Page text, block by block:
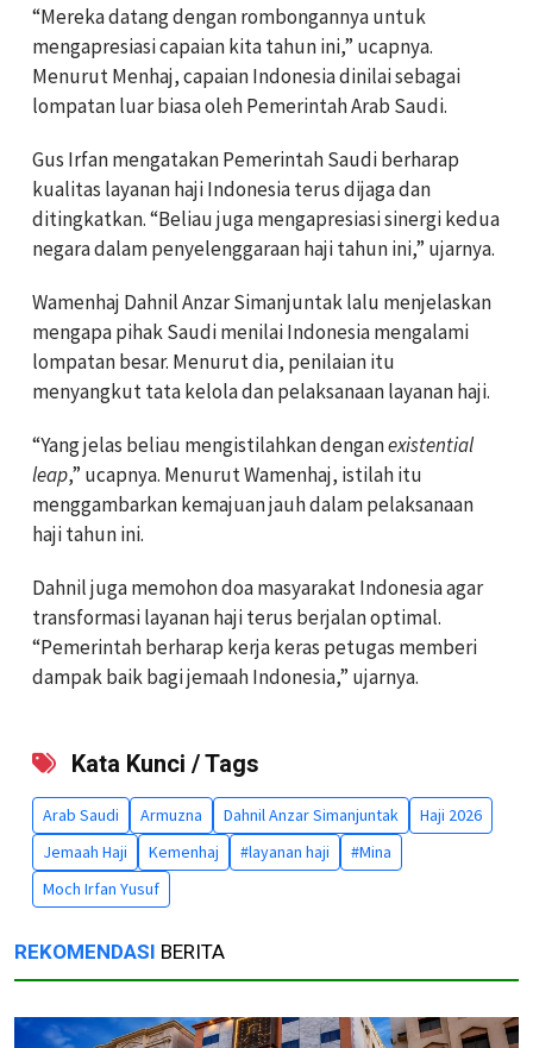
“Mereka datang dengan rombongannya untuk
mengapresiasi capaian kita tahun ini,” ucapnya.
Menurut Menhaj, capaian Indonesia dinilai sebagai
lompatan luar biasa oleh Pemerintah Arab Saudi.
Gus Irfan mengatakan Pemerintah Saudi berharap
kualitas layanan haji Indonesia terus dijaga dan
ditingkatkan. “Beliau juga mengapresiasi sinergi kedua
negara dalam penyelenggaraan haji tahun ini,” ujarnya.
Wamenhaj Dahnil Anzar Simanjuntak lalu menjelaskan
mengapa pihak Saudi menilai Indonesia mengalami
lompatan besar. Menurut dia, penilaian itu
menyangkut tata kelola dan pelaksanaan layanan haji.
“Yang jelas beliau mengistilahkan denganexistential
leap,” ucapnya. Menurut Wamenhaj, istilah itu
menggambarkan kemajuan jauh dalam pelaksanaan
haji tahun ini.
Dahnil juga memohon doa masyarakat Indonesia agar
transformasi layanan haji terus berjalan optimal.
“Pemerintah berharap kerja keras petugas memberi
dampak baik bagi jemaah Indonesia,” ujarnya.
Kata Kunci / Tags
Arab Saudi Armuzna Dahnil Anzar Simanjuntak
Haji 2026
Jemaah Haji
Kemenhaj #layanan haji
#Mina
Moch Irfan Yusuf
REKOMENDASI BERITA